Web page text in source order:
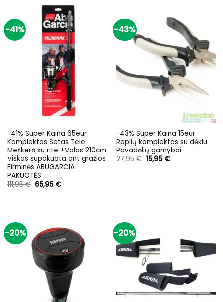
-41%
-41% Super Kaina 65eur
Komplektas Setas Tele
Meškerė su rite +Valas 210cm
Viskas supakuota ant gražios
Firminės ABUGARCIA
PAKUOTĖS
111,95€ Original
price
65,95 €Current
-43%
-43% Super Kaina 15eur
Replių komplektas su dėklu
Pavadėlių gamybai
27,95€ Original
price
15,95 €Current
-20% -20%